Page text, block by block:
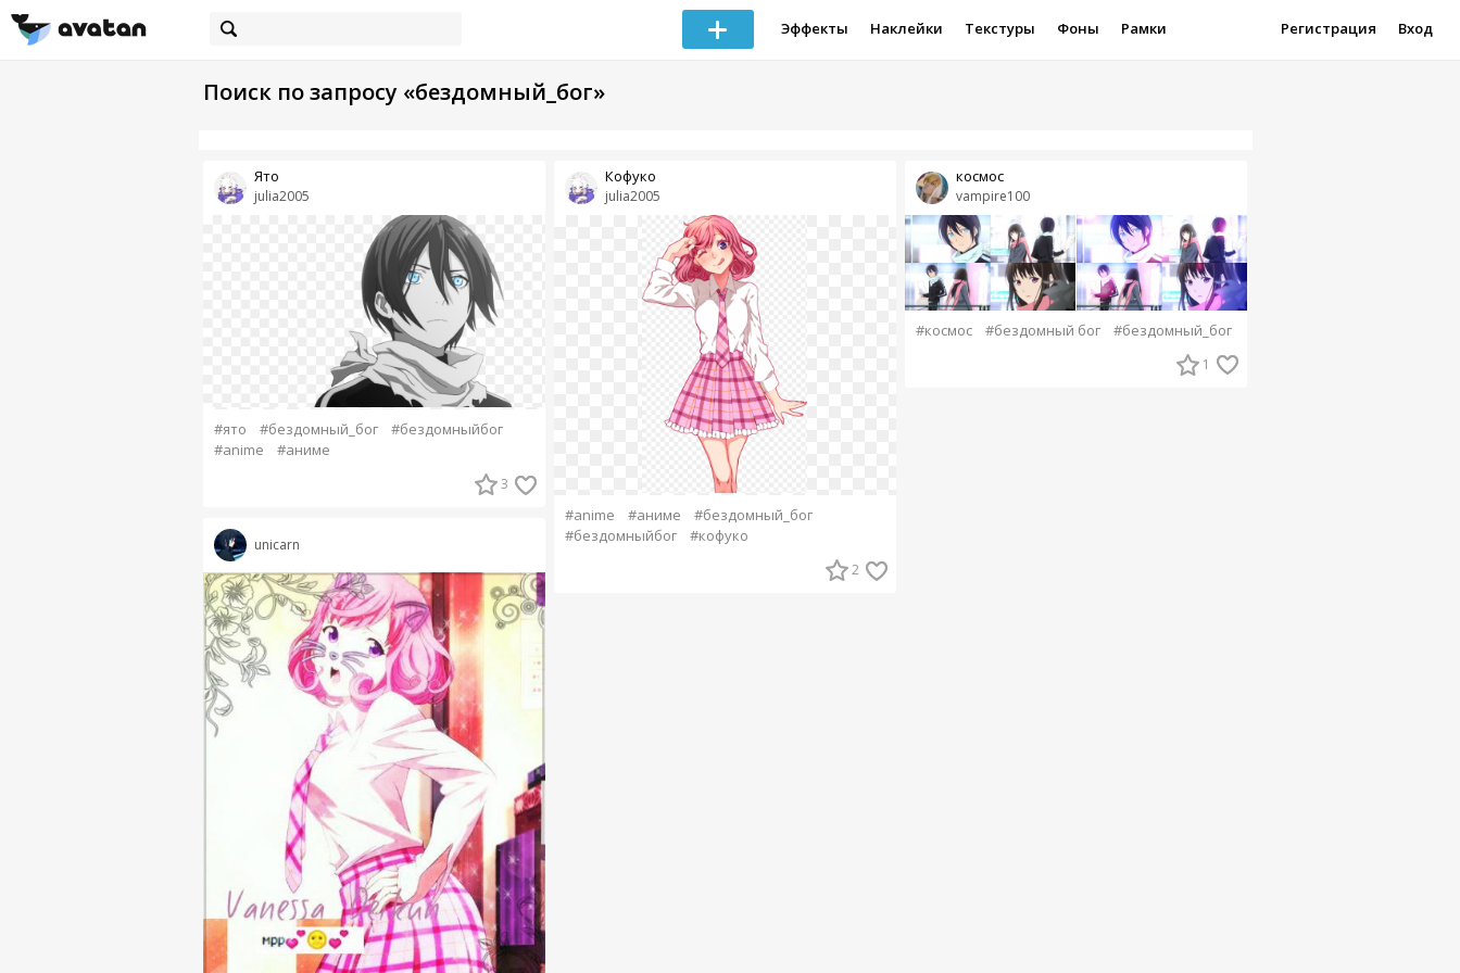
Эффекты Наклейки Текстуры Фоны Рамки Регистрация Вход
Поиск по запросу «бездомный_бог»
julia2005
Ято
#ято #бездомный_бог
#бездомныйбог
#anime
#аниме
3
unicarn
julia2005
Кофуко
#anime #аниме
#бездомный_бог
#бездомныйбог
#кофуко
2
vampire100
космос
#космос #бездомный бог #бездомный_бог
1